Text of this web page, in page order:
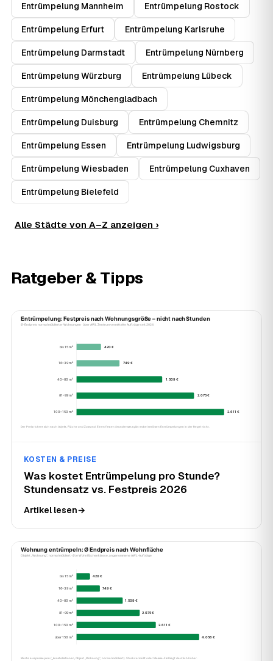
Entrümpelung Mannheim Entrümpelung Rostock
Entrümpelung Erfurt Entrümpelung Karlsruhe
Entrümpelung Darmstadt Entrümpelung Nürnberg
Entrümpelung Würzburg Entrümpelung Lübeck
Entrümpelung Mönchengladbach
Entrümpelung Duisburg Entrümpelung Chemnitz
Entrümpelung Essen Entrümpelung Ludwigsburg
Entrümpelung Wiesbaden Entrümpelung Cuxhaven
Entrümpelung Bielefeld
Alle Städte von A–Z anzeigen ›
Ratgeber & Tipps
KOSTEN & PREISE
Was kostet Entrümpelung pro Stunde?
Stundensatz vs. Festpreis 2026
Artikel lesen→